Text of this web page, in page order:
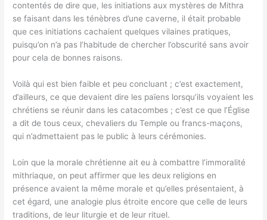
contentés de dire que, les initiations aux mystères de Mithra
se faisant dans les ténèbres d’une caverne, il était probable
que ces initiations cachaient quelques vilaines pratiques,
puisqu’on n’a pas l’habitude de chercher l’obscurité sans avoir
pour cela de bonnes raisons.
Voilà qui est bien faible et peu concluant ; c’est exactement,
d’ailleurs, ce que devaient dire les païens lorsqu’ils voyaient les
chrétiens se réunir dans les catacombes ; c’est ce que l’Église
a dit de tous ceux, chevaliers du Temple ou francs-maçons,
qui n’admettaient pas le public à leurs cérémonies.
Loin que la morale chrétienne ait eu à combattre l’immoralité
mithriaque, on peut affirmer que les deux religions en
présence avaient la même morale et qu’elles présentaient, à
cet égard, une analogie plus étroite encore que celle de leurs
traditions, de leur liturgie et de leur rituel.